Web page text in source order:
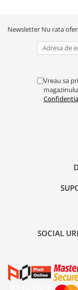
Newsletter Nu rata
Vreau sa
SOCIAL